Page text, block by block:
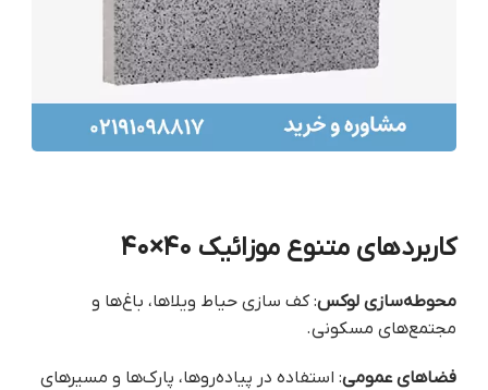
کاربردهای متنوع موزائیک ۴۰×۴۰
محوطه‌سازی لوکس: کف سازی حیاط ویلاها، باغ‌ها و
مجتمع‌های مسکونی.
فضاهای عمومی: استفاده در پیاده‌روها، پارک‌ها و مسیرهای